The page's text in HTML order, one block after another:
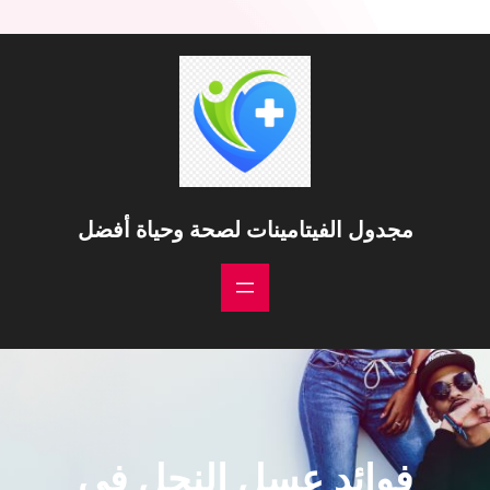
مجدول الفيتامينات لصحة وحياة أفضل
فوائد عسل النحل في